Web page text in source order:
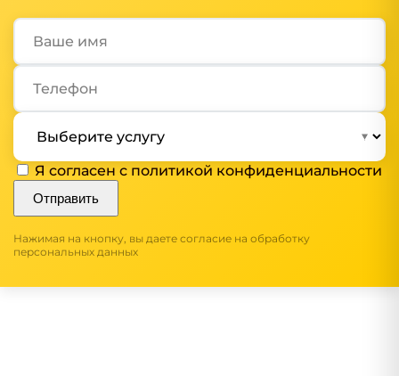
Я согласен с политикой конфиденциальности
Отправить
Нажимая на кнопку, вы даете согласие на обработку
персональных данных